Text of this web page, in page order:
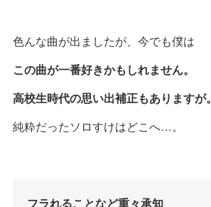
色んな曲が出ましたが、今でも僕は
この曲が一番好きかもしれません。
高校生時代の思い出補正もありますが。
純粋だったソロすけはどこへ…。
フラれることなど重々承知